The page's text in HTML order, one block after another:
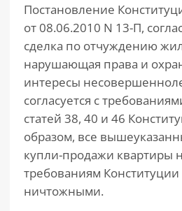
Постановление
от 08.06.2010 N 13-П,
сделка по отчуждению
нарушающая права и
интересы
согласуется с
статей 38, 40 и 46
образом, все
купли-продажи квартиры
требованиям
ничтожными.